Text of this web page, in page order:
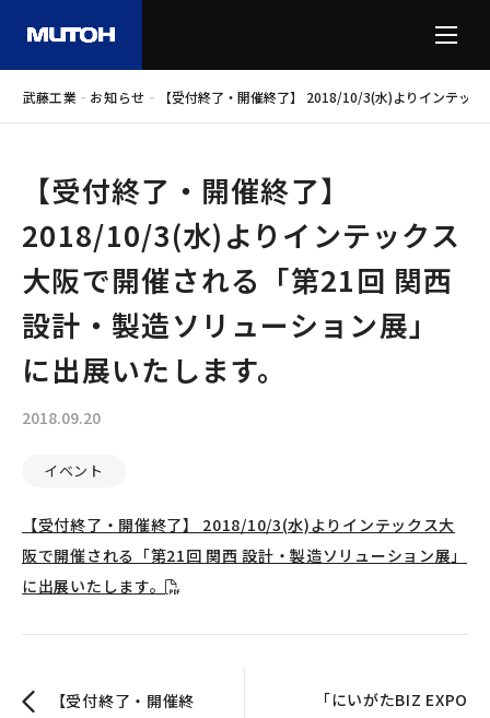
武藤工業 - お知らせ - 【受付終了・開催終了】 2018/10/3(水)よりインテッ
【受付終了・開催終了】
2018/10/3(水)よりインテックス
大阪で開催される「第21回 関西
設計・製造ソリューション展」
に出展いたします。
2018.09.20
イベント
【受付終了・開催終了】 2018/10/3(水)よりインテックス大
阪で開催される「第21回 関西 設計・製造ソリューション展」
に出展いたします。
【受付終了・開催終
「にいがたBIZ EXPO